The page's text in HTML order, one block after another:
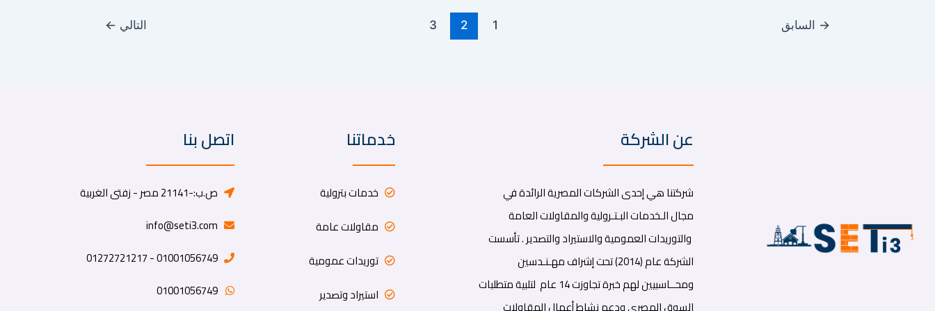
→ السابق 1
2
3 التالي ←
عن الشركة
شركتنا هي إحدى الشركات المصرية الرائدة في
مجال الـخدمات البـتـرولية والمقاولات العامة
والتوريدات العمومية والاستيراد والتصدير . تأسست
الشركة عام (2014) تحت إشراف مهـنـدسين
ومحــاسبيين لهم خبرة تجاوزت 14 عام لتلبية متطلبات
خدماتنا
خدمات بترولية
مقاولات عامة
توريدات عمومية
استيراد وتصدير
اتصل بنا
ص.ب:-21141 مصر - زفتى الغربية
info@seti3.com
01001056749 - 01272721217
01001056749